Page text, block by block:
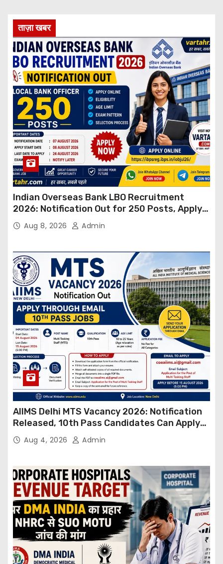
ताज़ा खबर
Indian Overseas Bank LBO Recruitment
2026: Notification Out for 250 Posts, Apply
OnlineAug 8, 2026 Admin
AIIMS Delhi MTS Vacancy 2026: Notification
Released, 10th Pass Candidates Can Apply
Through Email
Aug 4, 2026 Admin